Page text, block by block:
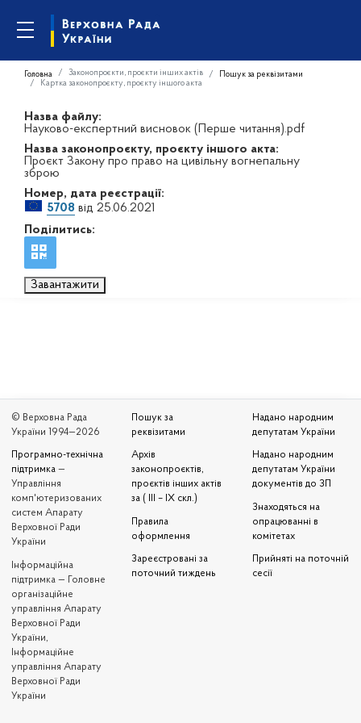
Головна Законопроєкти, проєкти інших актів
Пошук за реквізитами
Картка законопроєкту, проєкту іншого акта
Назва файлу:
Науково-експертний висновок (Перше читання).pdf
Назва законопроєкту, проєкту іншого акта:
Проєкт Закону про право на цивільну вогнепальну
зброю
Номер, дата реєстрації:
5708 від 25.06.2021
Поділитись:
Завантажити
© Верховна Рада
України 1994—2026
Програмно-технічна
підтримка —
Управління
комп'ютеризованих
систем Апарату
Верховної Ради
України
Iнформаційна
підтримка — Головне
організаційне
управління Апарату
Верховної Ради
України,
Інформаційне
управління Апарату
Верховної Ради
України
Пошук за
реквізитами
Архів
законопроєктів,
проєктів інших актів
за ( III – IX скл.)
Правила
оформлення
Зареєстровані за
поточний тиждень
Надано народним
депутатам України
Надано народним
депутатам України
документів до ЗП
Знаходяться на
опрацюванні в
комітетах
Прийняті на поточній
сесії